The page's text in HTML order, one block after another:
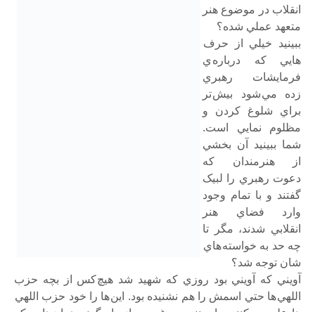
انقلاب در موضوع هنر
متعهد عملي شده؟
ببينيد خيلي از حرف
هايي که درباره ي
فرمايشات رهبري
زده مي شود بيش تر
براي شلوغ کردن و
مظلوم نمايي است.
شما ببينيد آن بخشي
از هنرمندان که
دعوت رهبري را لبيک
گفتند و با تمام وجود
وارد فضاي هنر
انقلابي شدند، مگر تا
چه حد به خواسته هاي
شان توجه شد؟
آويني که آويني بود روزي که شهيد شد هيچ کس از بچه حزب
اللهي ها حتي اسمش را هم نشنيده بود. اين ها را خود حزب اللهي